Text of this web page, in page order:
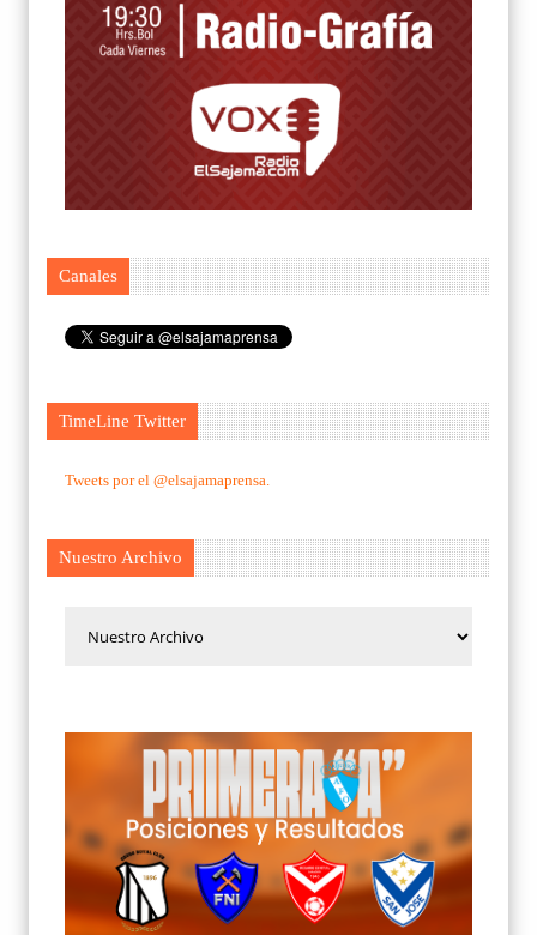
Canales
TimeLine Twitter
Tweets por el @elsajamaprensa.
Nuestro Archivo